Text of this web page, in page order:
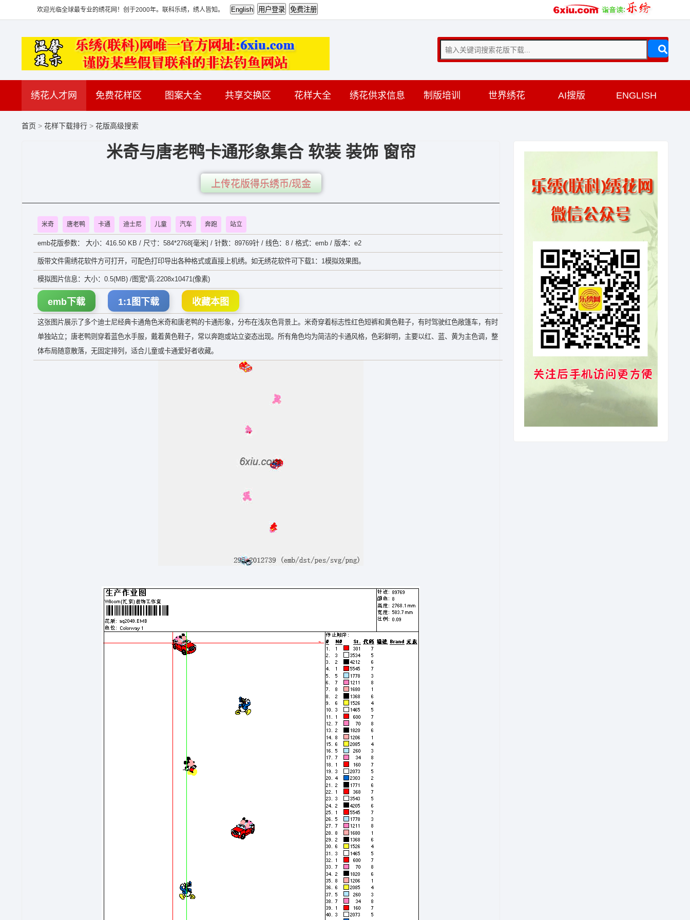
欢迎光临全球最专业的绣花网！创于2000年。联科乐绣，绣人皆知。
绣花人才网 免费花样区 图案大全 共享交换区 花样大全 绣花供求信息 制版培训 世界绣花 AI搜版 ENGLISH
首页 > 花样下载排行 > 花版高级搜索
米奇与唐老鸭卡通形象集合 软装 装饰 窗帘
上传花版得乐绣币/现金
米奇 唐老鸭 卡通 迪士尼 儿童 汽车 奔跑 站立
emb花版参数： 大小：416.50 KB / 尺寸：584*2768[毫米] / 针数：89769针 / 线色：8 / 格式：emb / 版本：e2
版带文件需绣花软件方可打开，可配色打印导出各种格式或直接上机绣。如无绣花软件可下载1：1模拟效果图。
模拟图片信息：大小：0.5(MB) /图宽*高:2208x10471(像素)
emb下载 1:1图下载 收藏本图
这张图片展示了多个迪士尼经典卡通角色米奇和唐老鸭的卡通形象，分布在浅灰色背景上。米奇穿着标志性红色短裤和黄色鞋子，有时驾驶红色敞篷车，有时
单独站立；唐老鸭则穿着蓝色水手服，戴着黄色鞋子，常以奔跑或站立姿态出现。所有角色均为简洁的卡通风格，色彩鲜明，主要以红、蓝、黄为主色调，整
体布局随意散落，无固定排列，适合儿童或卡通爱好者收藏。